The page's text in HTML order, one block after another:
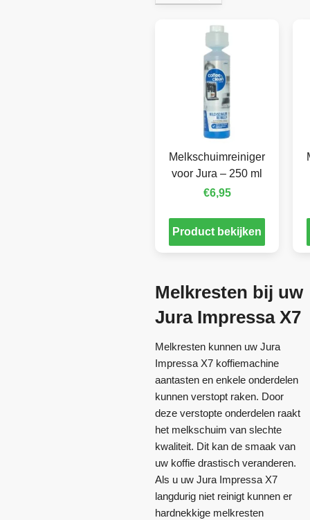
Melkschuimreiniger
voor Jura – 250 ml
€6,95
Product bekijken
Melkresten bij uw
Jura Impressa X7
Melkresten kunnen uw Jura
Impressa X7 koffiemachine
aantasten en enkele onderdelen
kunnen verstopt raken. Door
deze verstopte onderdelen raakt
het melkschuim van slechte
kwaliteit. Dit kan de smaak van
uw koffie drastisch veranderen.
Als u uw Jura Impressa X7
langdurig niet reinigt kunnen er
hardnekkige melkresten